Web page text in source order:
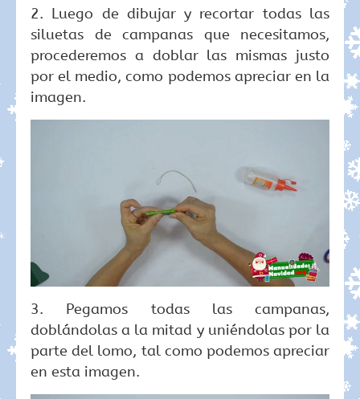
2. Luego de dibujar y recortar todas las
siluetas de campanas que necesitamos,
procederemos a doblar las mismas justo
por el medio, como podemos apreciar en la
imagen.
3. Pegamos todas las campanas,
doblándolas a la mitad y uniéndolas por la
parte del lomo, tal como podemos apreciar
en esta imagen.